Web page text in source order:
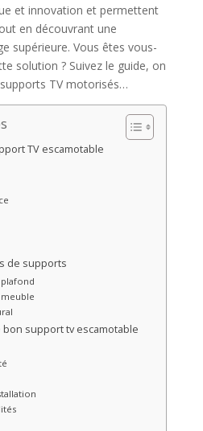
et innovation et permettent
en découvrant une
supérieure. Vous êtes vous-
solution ? Suivez le guide, on
TV motorisés…
TV escamotable
de supports
bon support tv escamotable